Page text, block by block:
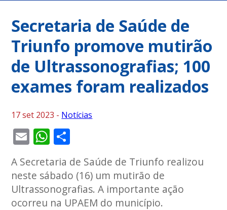
Secretaria de Saúde de
Triunfo promove mutirão
de Ultrassonografias; 100
exames foram realizados
17 set 2023 - Notícias
EmailWhatsApp
A Secretaria de Saúde de Triunfo realizou
neste sábado (16) um mutirão de
Ultrassonografias. A importante ação
ocorreu na UPAEM do município.